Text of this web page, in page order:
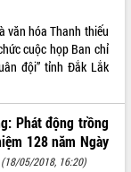
văn hóa Thanh thiếu
cuộc họp Ban chỉ
đội” tỉnh Đắk Lắk
Phát động trồng
128 năm Ngày
(18/05/2018, 16:20)